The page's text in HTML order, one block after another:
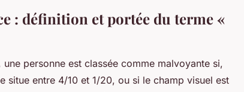
: définition et portée du terme «
une personne est classée comme malvoyante si,
situe entre 4/10 et 1/20, ou si le champ visuel est